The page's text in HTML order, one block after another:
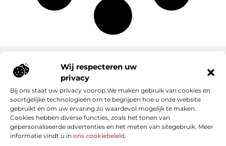
Wij respecteren uw
privacy
Bij ons staat uw privacy voorop.We maken gebruik van cookies en
soortgelijke technologieën om te begrijpen hoe u onze website
gebruikt én om uw ervaring zo waardevol mogelijk te maken.
Cookies hebben diverse functies, zoals het tonen van
gepersonaliseerde advertenties en het meten van sitegebruik. Meer
informatie vindt u in ons cookiebeleid.
Onze informatie